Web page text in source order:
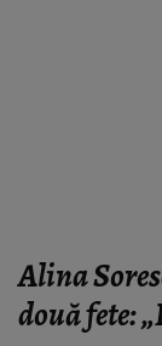
Alina
două fete: